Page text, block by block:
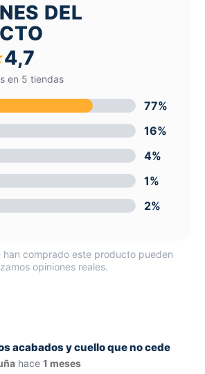
DEL
4,7
en 5 tiendas
77%
16%
4%
1%
2%
han comprado este producto pueden
opiniones reales.
acabados y cuello que no cede
hace 1 meses